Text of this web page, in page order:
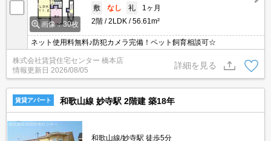
画像：30枚
敷
なし 礼
1ヶ月
2階
2LDK 56.61m²
ネット使用料無料♪防犯カメラ完備！ペット飼育相談可☆
株式会社賃貸住宅センター 橋本店
情報更新日 2026/08/05
詳細を見る
賃貸アパート 和歌山線 妙寺駅 2階建 築18年
和歌山線/妙寺駅 徒歩5分